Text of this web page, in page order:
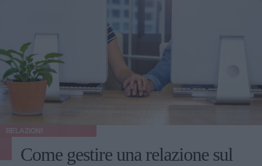
RELAZIONI
Come gestire una relazione sul